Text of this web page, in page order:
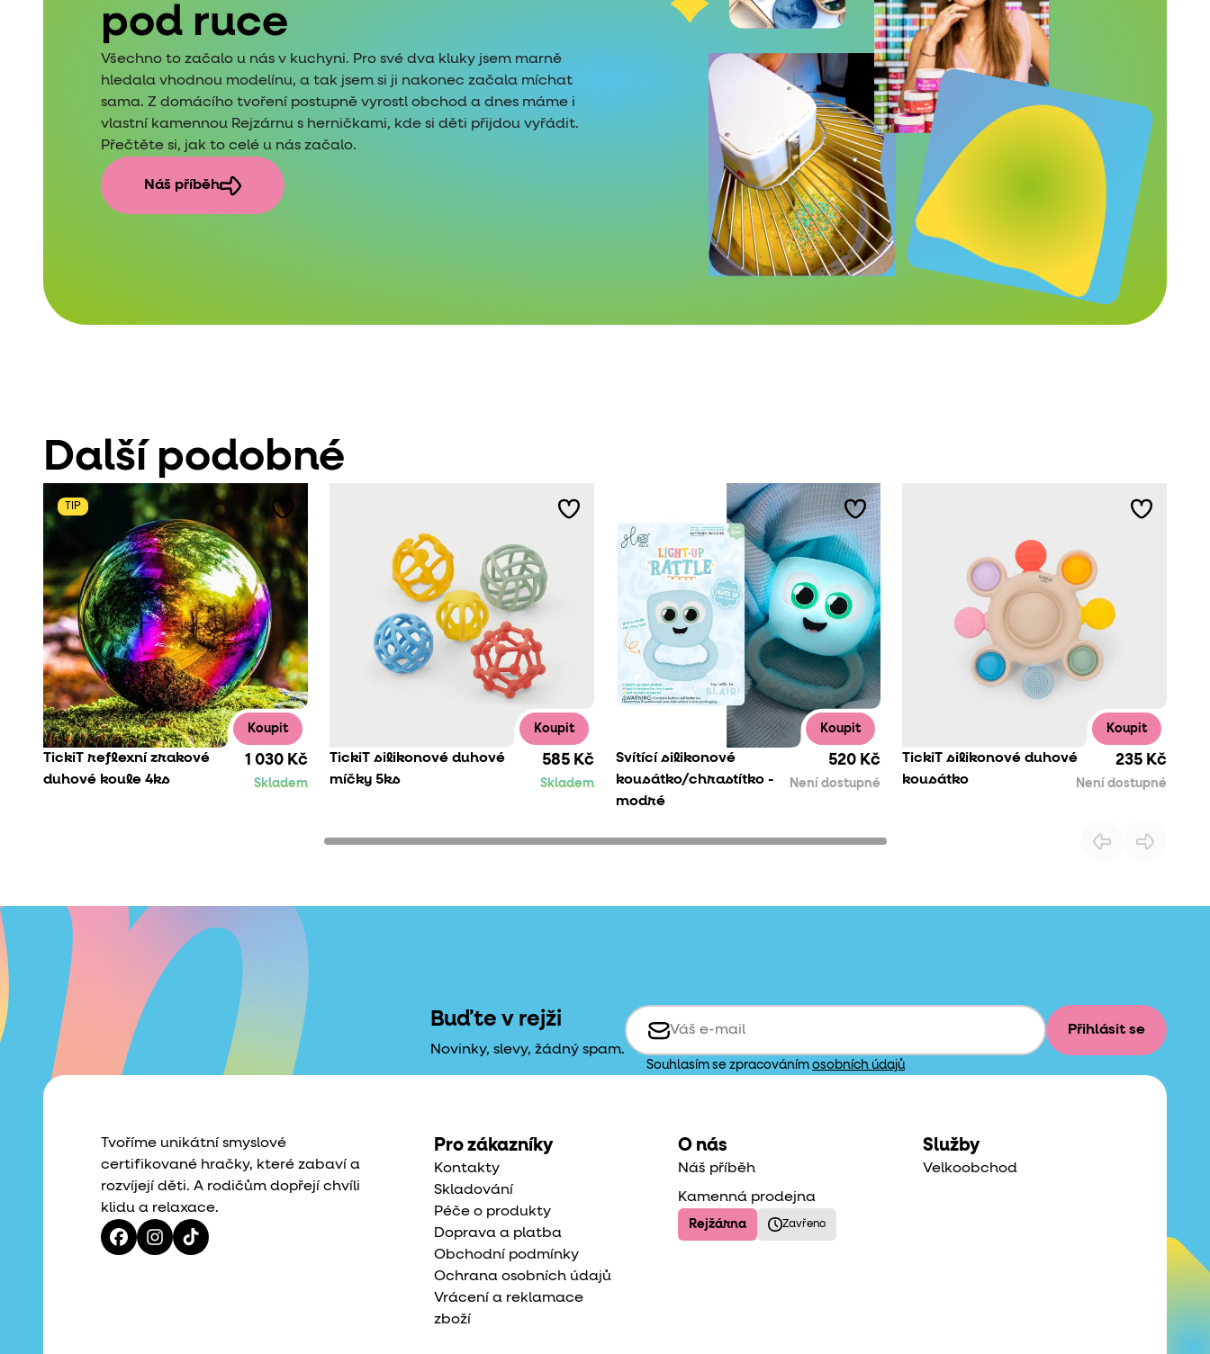
pod ruce
Všechno to začalo u nás v kuchyni. Pro své dva kluky jsem marně
hledala vhodnou modelínu, a tak jsem si ji nakonec začala míchat
sama. Z domácího tvoření postupně vyrostl obchod a dnes máme i
vlastní kamennou Rejzárnu s herničkami, kde si děti přijdou vyřádit.
Přečtěte si, jak to celé u nás začalo.
Náš příběh
Další podobné
TIP
Koupit
TickiT reflexní zrakové
duhové koule 4ks
1 030 Kč
Skladem
Koupit
TickiT silikonové duhové
míčky 5ks
585 Kč
Skladem
Koupit
Svítící silikonové
kousátko/chrastítko -
modré
520 Kč
Není dostupné
Koupit
TickiT silikonové duhové
kousátko
235 Kč
Není dostupné
Buďte v rejži
Novinky, slevy, žádný spam.
Přihlásit se
Souhlasím se zpracováním osobních údajů
Tvoříme unikátní smyslové
certifikované hračky, které zabaví a
rozvíjejí děti. A rodičům dopřejí chvíli
klidu a relaxace.
Pro zákazníky
Kontakty
Skladování
Péče o produkty
Doprava a platba
Obchodní podmínky
Ochrana osobních údajů
Vrácení a reklamace
zboží
O nás
Náš příběh
Kamenná prodejna
Rejžárna Zavřeno
Služby
Velkoobchod